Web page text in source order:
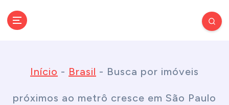
Início - Brasil - Busca por imóveis
próximos ao metrô cresce em São Paulo